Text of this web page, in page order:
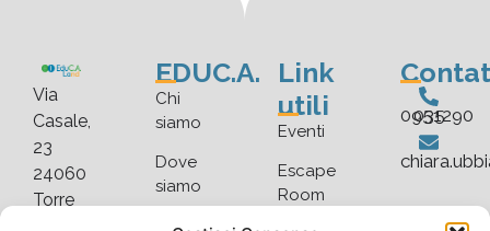
Via
Casale,
23
24060
Torre
EDUC.A.
Chi
siamo
Dove
siamo
Faq
Link
utili
Eventi
Escape
Room
035 0951290